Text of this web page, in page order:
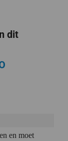
dit
en moet